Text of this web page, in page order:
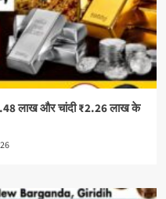
लाख और चांदी ₹2.26 लाख के